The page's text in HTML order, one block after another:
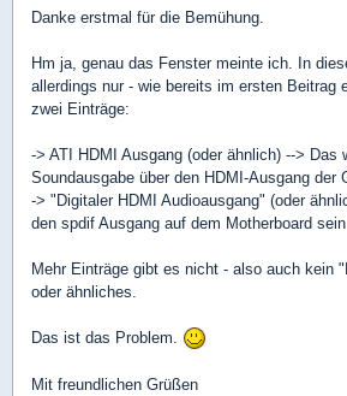
Danke erstmal für die Bemühung.
Hm ja, genau das Fenster meinte ich. In
allerdings nur - wie bereits im ersten Beitrag
zwei Einträge:
-> ATI HDMI Ausgang (oder ähnlich) --> Das
Soundausgabe über den HDMI-Ausgang der
-> "Digitaler HDMI Audioausgang" (oder
den spdif Ausgang auf dem Motherboard sein
Mehr Einträge gibt es nicht - also auch kein
oder ähnliches.
Das ist das Problem.
Mit freundlichen Grüßen